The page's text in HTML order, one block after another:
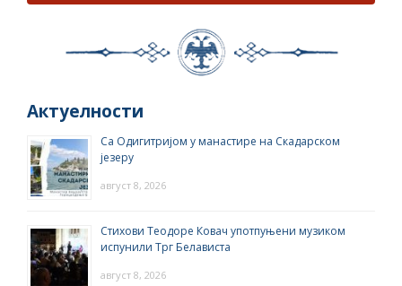
Актуелности
Са Одигитријом у манастире на Скадарском
језеру
август 8, 2026
Стихови Теодоре Ковач употпуњени музиком
испунили Трг Белависта
август 8, 2026